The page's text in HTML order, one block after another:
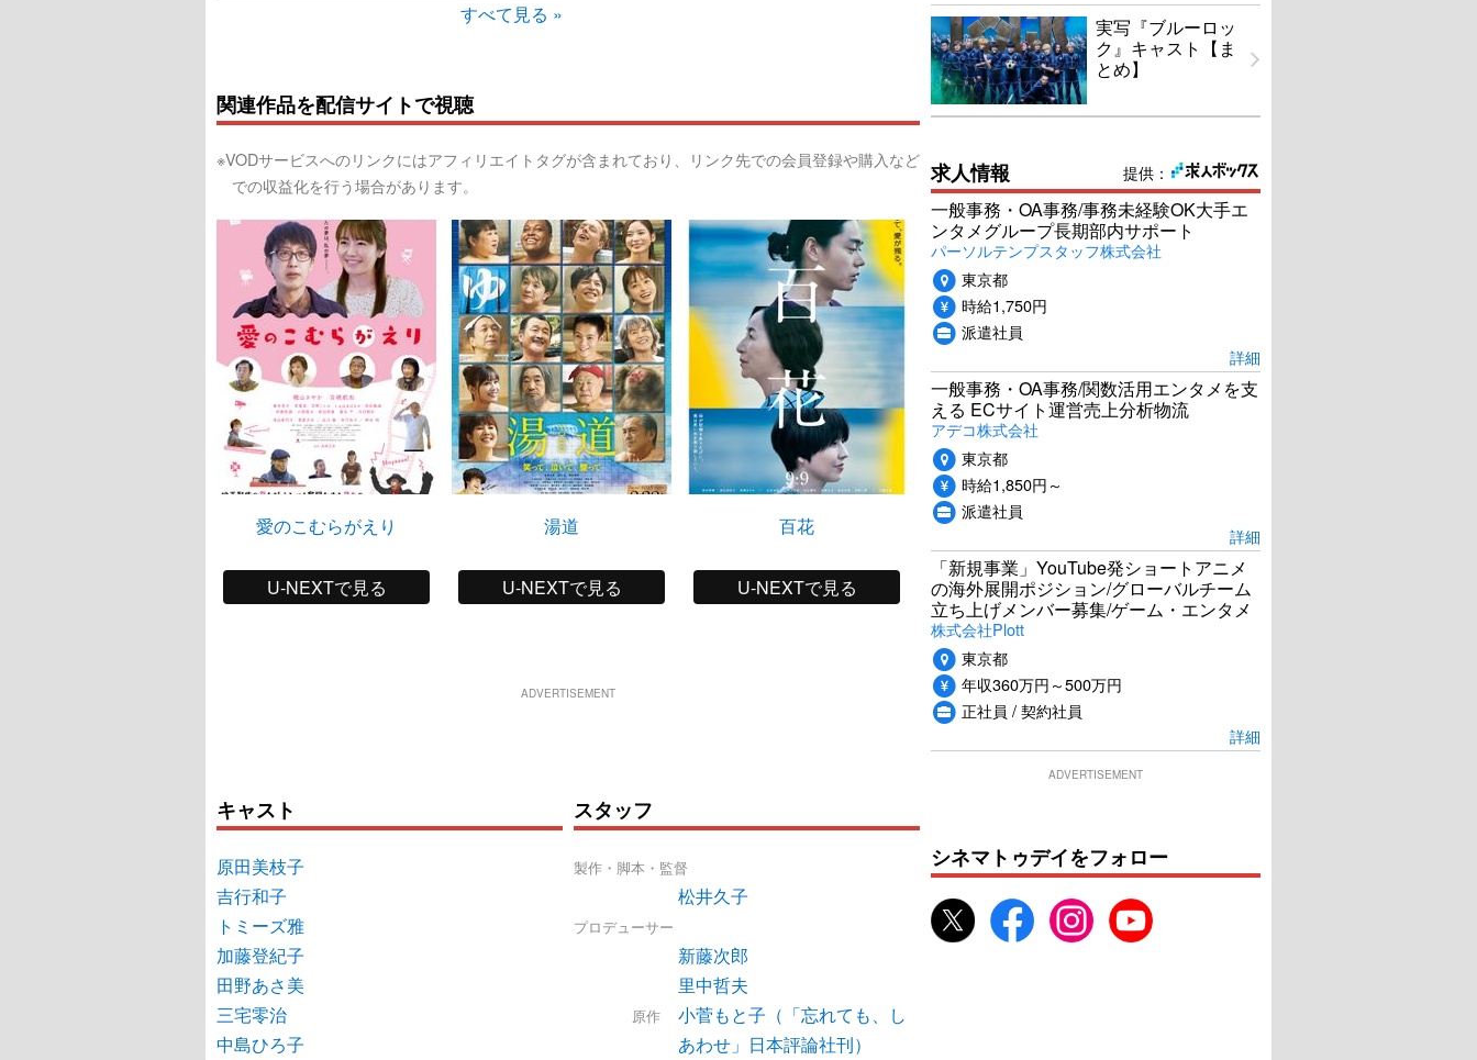
すべて見る »
関連作品を配信サイトで視聴
※VODサービスへのリンクにはアフィリエイトタグが含まれており、リンク先での会員登録や購入など
での収益化を行う場合があります。
愛のこむらがえり
U-NEXTで見る
湯道
U-NEXTで見る
百花
U-NEXTで見る
世の中にたえて桜のなかり
せば
U-NEXTで見る
おもいで写眞
U-NEXTで見る
ADVERTISEMENT
キャスト
原田美枝子
吉行和子
トミーズ雅
加藤登紀子
田野あさ美
三宅零治
中島ひろ子
スタッフ
製作・脚本・監督
松井久子
プロデューサー
新藤次郎
里中哲夫
原作
小菅もと子（「忘れても、し
あわせ」日本評論社刊）
実写『ブルーロッ
ク』キャスト【ま
とめ】
提供：
求人情報
一般事務・OA事務/事務未経験OK大手エ
ンタメグループ長期部内サポート
パーソルテンプスタッフ株式会社
東京都
時給1,750円
派遣社員
詳細
一般事務・OA事務/関数活用エンタメを支
える ECサイト運営売上分析物流
アデコ株式会社
東京都
時給1,850円～
派遣社員
詳細
「新規事業」YouTube発ショートアニメ
の海外展開ポジション/グローバルチーム
立ち上げメンバー募集/ゲーム・エンタメ
株式会社Plott
東京都
年収360万円～500万円
正社員 / 契約社員
詳細
ADVERTISEMENT
シネマトゥデイをフォロー